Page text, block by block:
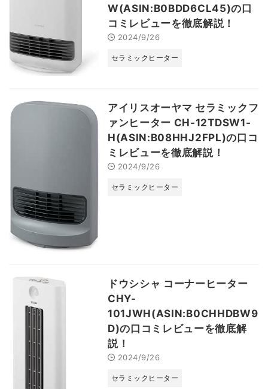
W(ASIN:B0BDD6CL45)の口
コミレビューを徹底解説！
2024/9/26
セラミックヒーター
アイリスオーヤマ セラミックフ
ァンヒーター CH-12TDSW1-
H(ASIN:B08HHJ2FPL)の口コ
ミレビューを徹底解説！
2024/9/26
セラミックヒーター
ドウシシャ コーナーヒーター
CHY-
101JWH(ASIN:B0CHHDBW9
D)の口コミレビューを徹底解
説！
2024/9/26
セラミックヒーター